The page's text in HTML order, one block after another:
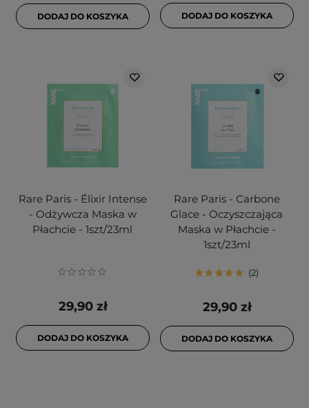
DODAJ DO KOSZYKA DODAJ DO KOSZYKA
Rare Paris - Élixir Intense
- Odżywcza Maska w
Płachcie - 1szt/23ml
29,90 zł
DODAJ DO KOSZYKA
Rare Paris - Carbone
Glace - Oczyszczająca
Maska w Płachcie -
1szt/23ml
2
29,90 zł
DODAJ DO KOSZYKA